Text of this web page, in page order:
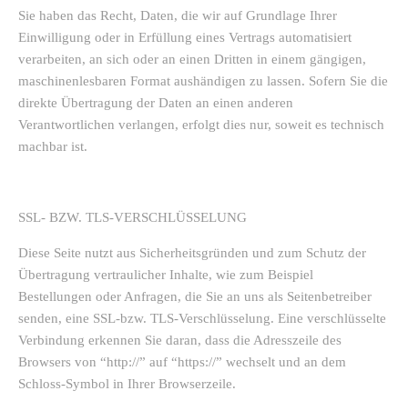
Sie haben das Recht, Daten, die wir auf Grundlage Ihrer
Einwilligung oder in Erfüllung eines Vertrags automatisiert
verarbeiten, an sich oder an einen Dritten in einem gängigen,
maschinenlesbaren Format aushändigen zu lassen. Sofern Sie die
direkte Übertragung der Daten an einen anderen
Verantwortlichen verlangen, erfolgt dies nur, soweit es technisch
machbar ist.
SSL- BZW. TLS-VERSCHLÜSSELUNG
Diese Seite nutzt aus Sicherheitsgründen und zum Schutz der
Übertragung vertraulicher Inhalte, wie zum Beispiel
Bestellungen oder Anfragen, die Sie an uns als Seitenbetreiber
senden, eine SSL-bzw. TLS-Verschlüsselung. Eine verschlüsselte
Verbindung erkennen Sie daran, dass die Adresszeile des
Browsers von “http://” auf “https://” wechselt und an dem
Schloss-Symbol in Ihrer Browserzeile.